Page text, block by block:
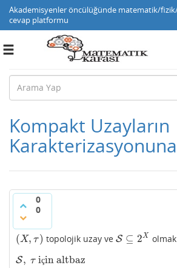
Akademisyenler öncülüğünde matematik/
cevap platformu
Toggle
Kompakt Uzayların
0
0
(X, τ)
(X,τ) topolojik uzay ve S ⊆ 2X
S⊆2
S, τiçin altbaz
S τiçin altbaz